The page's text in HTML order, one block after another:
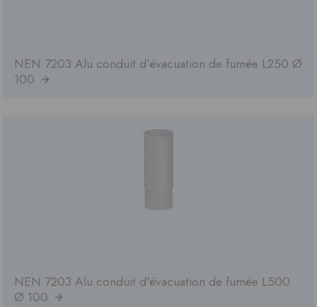
NEN 7203 Alu conduit d'évacuation de fumée L250 Ø
100
NEN 7203 Alu conduit d'évacuation de fumée L500
Ø 100